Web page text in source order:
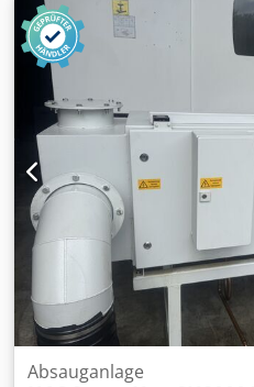
Chodpfxjzk H I He Ak Dea
Weitere Technische
den Bildern Lieferumfang
wird beim Versand
with the shipment.
Absauganlage